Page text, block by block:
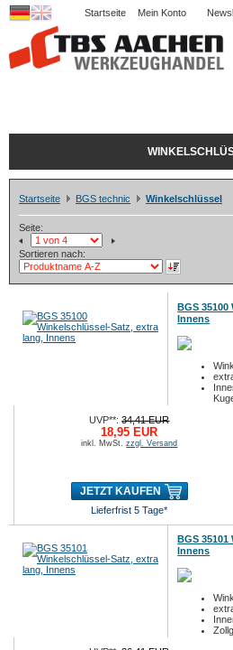
Startseite Mein Konto
Startseite BGS technic Winkelschlüssel
Seite:
Sortieren nach:
BGS
Innens
UVP**:34,41 EUR
18,95 EUR
inkl. MwSt.zzgl. Versand
JETZT KAUFEN
Lieferfrist 5 Tage*
BGS
Innens